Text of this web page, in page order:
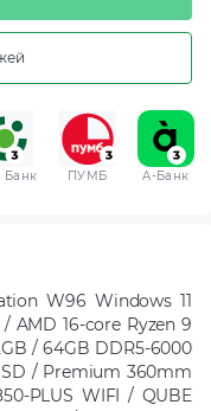
ПУМБ A-Банк
W96 Windows 11
AMD 16-core Ryzen 9
/ 64GB DDR5-6000
/ Premium 360mm
PLUS WIFI / QUBE